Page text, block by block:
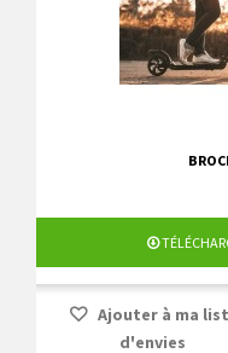
Ajouter à ma
d'envies